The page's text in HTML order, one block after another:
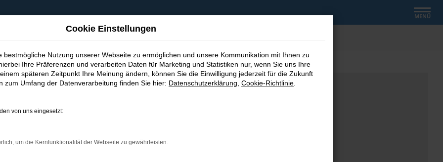
MENÜ
Cookie Einstellungen
bestmögliche Nutzung unserer Webseite zu ermöglichen und unsere Kommunikation mit Ihnen zu
Ihre Präferenzen und verarbeiten Daten für Marketing und Statistiken nur, wenn Sie uns Ihre
späteren Zeitpunkt Ihre Meinung ändern, können Sie die Einwilligung jederzeit für die Zukunft
zum Umfang der Datenverarbeitung finden Sie hier: Datenschutzerklärung Cookie-Richtlinie
von uns eingesetzt:
um die Kernfunktionalität der Webseite zu gewährleisten.